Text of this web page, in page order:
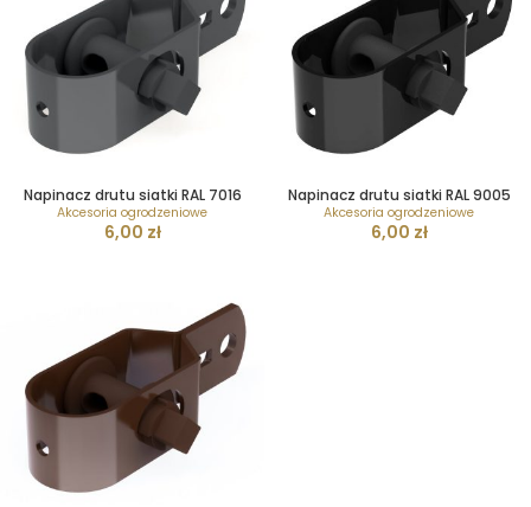
Napinacz drutu siatki RAL 7016
Akcesoria ogrodzeniowe
6,00 zł
Napinacz drutu siatki RAL 9005
Akcesoria ogrodzeniowe
6,00 zł